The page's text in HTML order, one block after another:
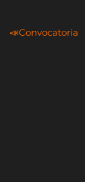
📣​Convocatoria